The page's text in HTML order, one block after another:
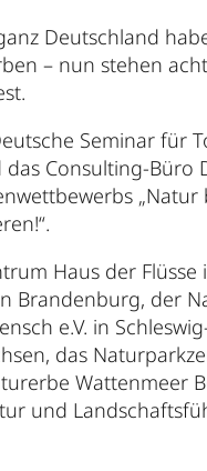
Deutschland
– nun stehen
Seminar für
Consulting-Büro
„Natur
Haus der Flüsse
Brandenburg, der
e.V. in
das
Wattenmeer
und